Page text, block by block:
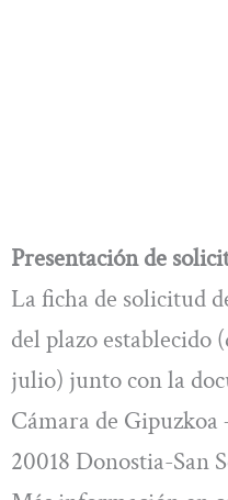
Presentación de
La ficha de solicitud
del plazo establecido
julio) junto con la
Cámara de Gipuzkoa
20018 Donostia-San